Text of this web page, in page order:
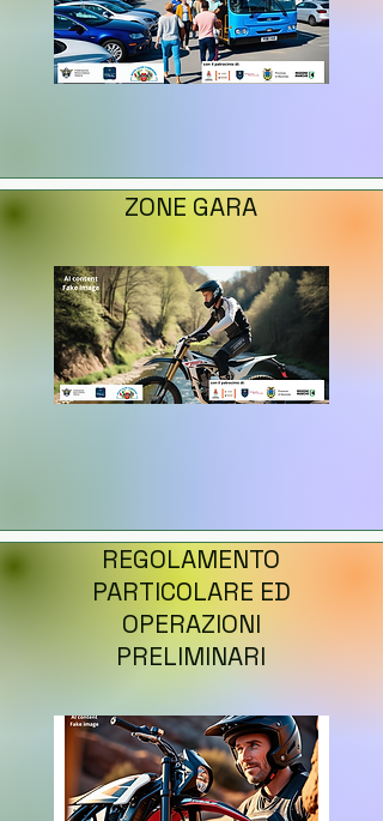
ZONE GARA
REGOLAMENTO
PARTICOLARE ED
OPERAZIONI
PRELIMINARI